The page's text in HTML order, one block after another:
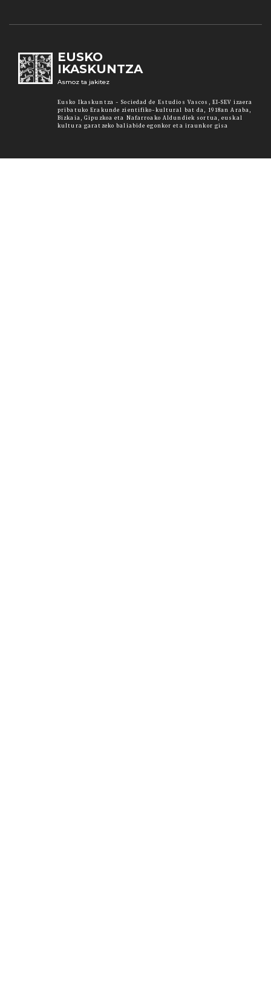
EUSKO
IKASKUNTZA
Asmoz ta jakitez
Eusko Ikaskuntza - Sociedad de Estudios Vascos, EI-SEV izaera
pribatuko Erakunde zientifiko-kultural bat da, 1918an Araba,
Bizkaia, Gipuzkoa eta Nafarroako Aldundiek sortua, euskal
kultura garatzeko baliabide egonkor eta iraunkor gisa